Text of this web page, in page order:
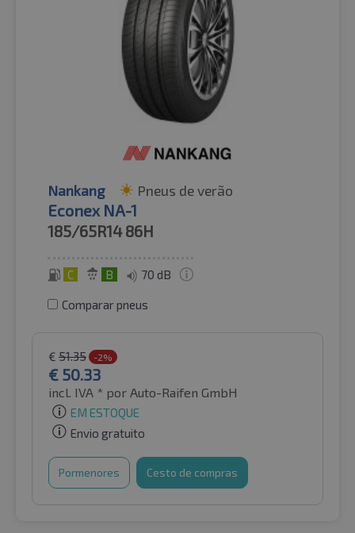
Nankang Pneus de verão
Econex NA-1
185/65R14 86H
C B 70 dB
Comparar pneus
€ 51.35 -2%
€ 50.33
incl. IVA * por Auto-Raifen GmbH
EM ESTOQUE
Envio gratuito
Pormenores Cesto de compras